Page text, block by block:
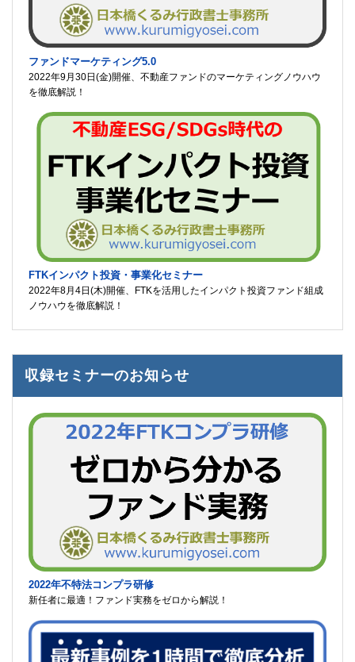
ファンドマーケティング5.0
2022年9月30日(金)開催、不動産ファンドのマーケティングノウハウ
を徹底解説！
FTKインパクト投資・事業化セミナー
2022年8月4日(木)開催、FTKを活用したインパクト投資ファンド組成
ノウハウを徹底解説！
収録セミナーのお知らせ
2022年不特法コンプラ研修
新任者に最適！ファンド実務をゼロから解説！